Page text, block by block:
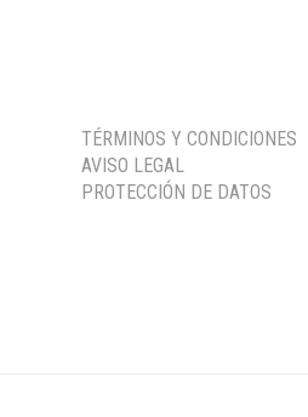
TÉRMINOS Y CONDICIONES
AVISO LEGAL
PROTECCIÓN DE DATOS